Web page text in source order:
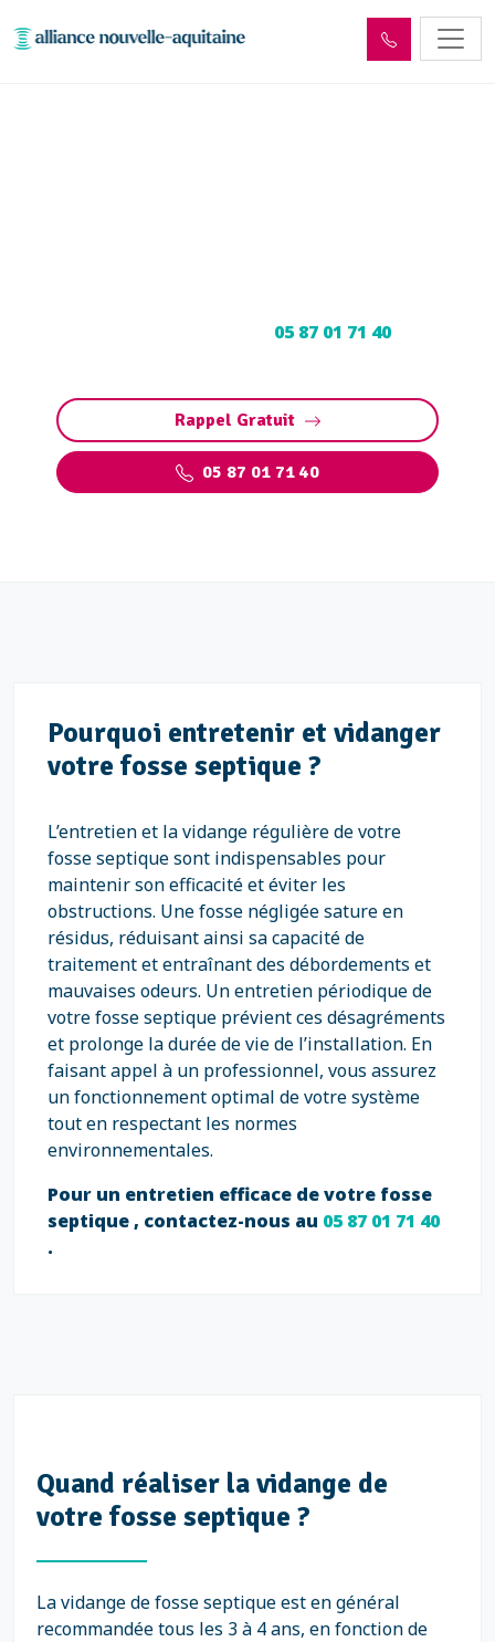
05 87 01 71 40
Rappel Gratuit
05 87 01 71 40
Pourquoi entretenir et vidanger
votre fosse septique ?
L’entretien et la vidange régulière de votre
fosse septique sont indispensables pour
maintenir son efficacité et éviter les
obstructions. Une fosse négligée sature en
résidus, réduisant ainsi sa capacité de
traitement et entraînant des débordements et
mauvaises odeurs. Un entretien périodique de
votre fosse septique prévient ces désagréments
et prolonge la durée de vie de l’installation. En
faisant appel à un professionnel, vous assurez
un fonctionnement optimal de votre système
tout en respectant les normes
environnementales.
Pour un entretien efficace de votre fosse
septique , contactez-nous au 05 87 01 71 40
.
Quand réaliser la vidange de
votre fosse septique ?
La vidange de fosse septique est en général
recommandée tous les 3 à 4 ans, en fonction de